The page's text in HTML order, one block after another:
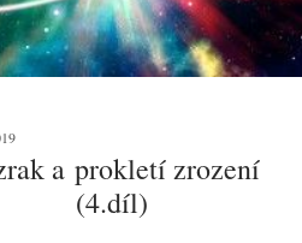
a prokletí zrození
(4.díl)